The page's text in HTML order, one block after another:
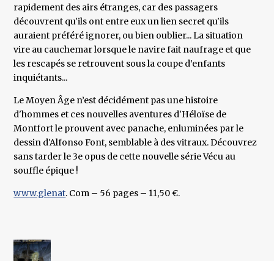
rapidement des airs étranges, car des passagers
découvrent qu'ils ont entre eux un lien secret qu'ils
auraient préféré ignorer, ou bien oublier... La situation
vire au cauchemar lorsque le navire fait naufrage et que
les rescapés se retrouvent sous la coupe d’enfants
inquiétants...
Le Moyen Âge n’est décidément pas une histoire
d'hommes et ces nouvelles aventures d'Héloïse de
Montfort le prouvent avec panache, enluminées par le
dessin d'Alfonso Font, semblable à des vitraux. Découvrez
sans tarder le 3e opus de cette nouvelle série Vécu au
souffle épique !
www.glenat. Com – 56 pages – 11,50 €.